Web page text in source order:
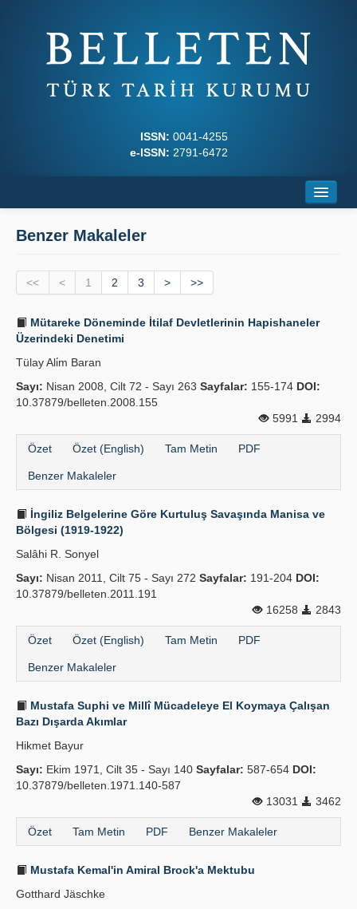
ISSN: 0041-4255
e-ISSN: 2791-6472
Dergi Kurulları
İlkeler
Kılavuzlar
İletişim
Benzer Makaleler
<< < 1 2 3 > >>
Mütareke Döneminde İtilaf Devletlerinin Hapishaneler
Üzerindeki Denetimi
Tülay Ali̇m Baran
Sayı: Nisan 2008, Cilt 72 - Sayı 263 Sayfalar: 155-174 DOI:
10.37879/belleten.2008.155
5991
2994
Özet Özet (English) Tam Metin PDF
Benzer Makaleler
İngiliz Belgelerine Göre Kurtuluş Savaşında Manisa ve
Bölgesi (1919-1922)
Salâhi R. Sonyel
Sayı: Nisan 2011, Cilt 75 - Sayı 272 Sayfalar: 191-204 DOI:
10.37879/belleten.2011.191
16258
2843
Özet Özet (English) Tam Metin PDF
Benzer Makaleler
Mustafa Suphi ve Millî Mücadeleye El Koymaya Çalışan
Bazı Dışarda Akımlar
Hikmet Bayur
Sayı: Ekim 1971, Cilt 35 - Sayı 140 Sayfalar: 587-654 DOI:
10.37879/belleten.1971.140-587
13031
3462
Özet Tam Metin PDF Benzer Makaleler
Mustafa Kemal'in Amiral Brock'a Mektubu
Gotthard Jäschke